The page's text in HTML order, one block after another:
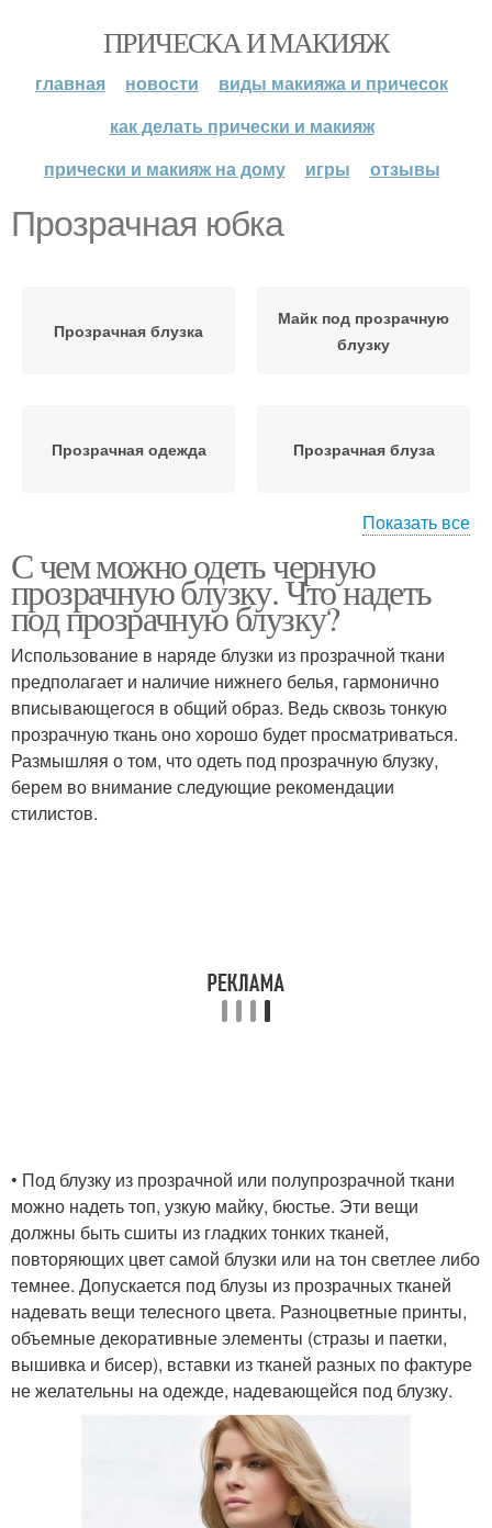
ПРИЧЕСКА И МАКИЯЖ
главная новости
виды макияжа и причесок
как делать прически и макияж
прически и макияж на дому
игры отзывы
Прозрачная юбка
Прозрачная блузка
Майк под прозрачную
блузку
Прозрачная одежда Прозрачная блуза
Прозрачная рубашка Прозрачные брюки
Показать все
С чем можно одеть черную
прозрачную блузку. Что надеть
под прозрачную блузку?
Использование в наряде блузки из прозрачной ткани
предполагает и наличие нижнего белья, гармонично
вписывающегося в общий образ. Ведь сквозь тонкую
прозрачную ткань оно хорошо будет просматриваться.
Размышляя о том, что одеть под прозрачную блузку,
берем во внимание следующие рекомендации
стилистов.
• Под блузку из прозрачной или полупрозрачной ткани
можно надеть топ, узкую майку, бюстье. Эти вещи
должны быть сшиты из гладких тонких тканей,
повторяющих цвет самой блузки или на тон светлее либо
темнее. Допускается под блузы из прозрачных тканей
надевать вещи телесного цвета. Разноцветные принты,
объемные декоративные элементы (стразы и паетки,
вышивка и бисер), вставки из тканей разных по фактуре
не желательны на одежде, надевающейся под блузку.